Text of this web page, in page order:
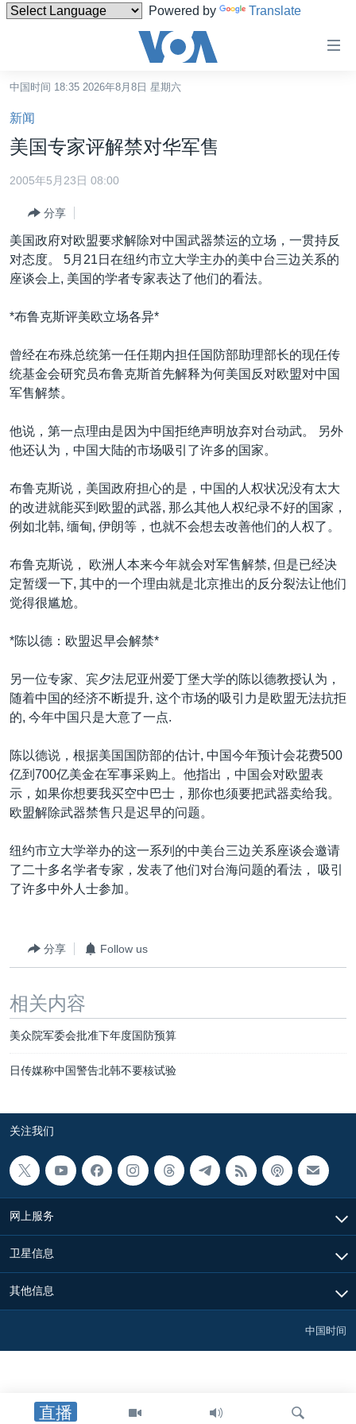
Powered by Translate
碍
链
接
跳
转
容
转
导
转
到
港澳
国际
最新国际新闻
欧洲
非洲
全球议题
分类新闻
科教·文娱·体健
军事
环境
白宫要闻
国会报道
美国建国250周年
美国之音专访
重要讲话与声明
台海两岸关系
南中国海争端
关注新疆
GEN Z 看美国
VOA视频
VOA今日焦点
关注我们
其他语言网站
直播
中国时间 18:35 2026年8月8日 星期六
新闻
美国专家评解禁对华军售
2005年5月23日 08:00
分享
美国政府对欧盟要求解除对中国武器禁运的立场，一贯持反
对态度。 5月21日在纽约市立大学主办的美中台三边关系的
座谈会上, 美国的学者专家表达了他们的看法。
*布鲁克斯评美欧立场各异*
曾经在布殊总统第一任任期内担任国防部助理部长的现任传
统基金会研究员布鲁克斯首先解释为何美国反对欧盟对中国
军售解禁。
他说，第一点理由是因为中国拒绝声明放弃对台动武。 另外
他还认为，中国大陆的市场吸引了许多的国家。
布鲁克斯说，美国政府担心的是，中国的人权状况没有太大
的改进就能买到欧盟的武器, 那么其他人权纪录不好的国家，
例如北韩, 缅甸, 伊朗等，也就不会想去改善他们的人权了。
布鲁克斯说， 欧洲人本来今年就会对军售解禁, 但是已经决
定暂缓一下, 其中的一个理由就是北京推出的反分裂法让他们
觉得很尴尬。
*陈以德：欧盟迟早会解禁*
另一位专家、宾夕法尼亚州爱丁堡大学的陈以德教授认为，
随着中国的经济不断提升, 这个市场的吸引力是欧盟无法抗拒
的, 今年中国只是大意了一点.
陈以德说，根据美国国防部的估计, 中国今年预计会花费500
亿到700亿美金在军事采购上。他指出，中国会对欧盟表
示，如果你想要我买空中巴士，那你也须要把武器卖给我。
欧盟解除武器禁售只是迟早的问题。
纽约市立大学举办的这一系列的中美台三边关系座谈会邀请
了二十多名学者专家，发表了他们对台海问题的看法， 吸引
了许多中外人士参加。
分享 Follow us
相关内容
美众院军委会批准下年度国防预算
日传媒称中国警告北韩不要核试验
关注我们
网上服务
卫星信息
其他信息
中国时间